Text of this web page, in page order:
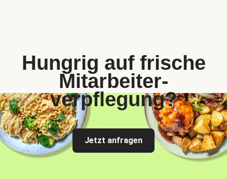
Hungrig auf frische
Mitarbeiter-
verpflegung?
Jetzt anfragen